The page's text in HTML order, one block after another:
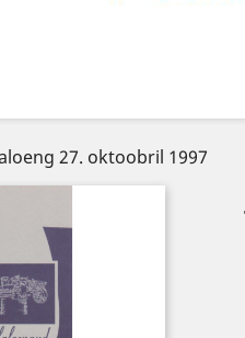
27. oktoobril 1997